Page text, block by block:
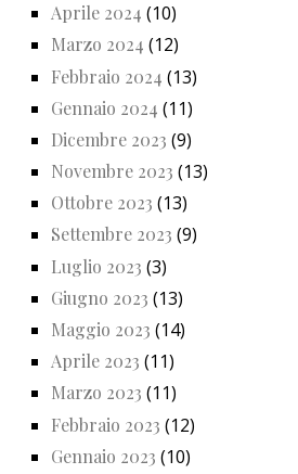
Aprile 2024 (10)
Marzo 2024 (12)
Febbraio 2024 (13)
Gennaio 2024 (11)
Dicembre 2023 (9)
Novembre 2023 (13)
Ottobre 2023 (13)
Settembre 2023 (9)
Luglio 2023 (3)
Giugno 2023 (13)
Maggio 2023 (14)
Aprile 2023 (11)
Marzo 2023 (11)
Febbraio 2023 (12)
Gennaio 2023 (10)